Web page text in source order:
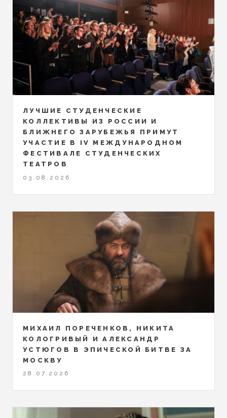
ЛУЧШИЕ СТУДЕНЧЕСКИЕ
КОЛЛЕКТИВЫ ИЗ РОССИИ И
БЛИЖНЕГО ЗАРУБЕЖЬЯ ПРИМУТ
УЧАСТИЕ В IV МЕЖДУНАРОДНОМ
ФЕСТИВАЛЕ СТУДЕНЧЕСКИХ
ТЕАТРОВ
03.08.2026
МИХАИЛ ПОРЕЧЕНКОВ, НИКИТА
КОЛОГРИВЫЙ И АЛЕКСАНДР
УСТЮГОВ В ЭПИЧЕСКОЙ БИТВЕ ЗА
МОСКВУ
28.07.2026